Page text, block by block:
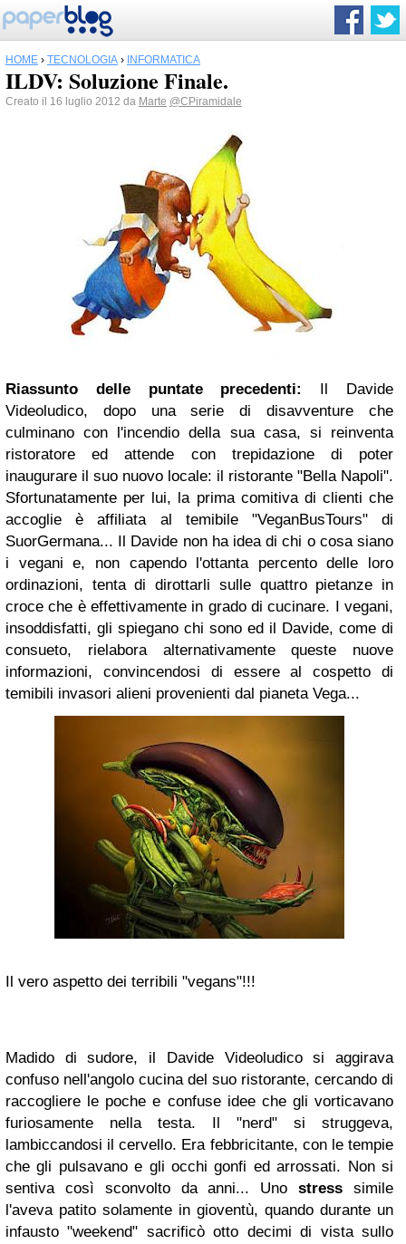
HOME › TECNOLOGIA › INFORMATICA
ILDV: Soluzione Finale.
Creato il 16 luglio 2012 da Marte @CPiramidale
Riassunto delle puntate precedenti:
Il Davide
Videoludico, dopo una serie di disavventure che
culminano con l'incendio della sua casa, si reinventa
ristoratore ed attende con trepidazione di poter
inaugurare il suo nuovo locale: il ristorante "Bella Napoli".
Sfortunatamente per lui, la prima comitiva di clienti che
accoglie è affiliata al temibile "VeganBusTours" di
SuorGermana... Il Davide non ha idea di chi o cosa siano
i vegani e, non capendo l'ottanta percento delle loro
ordinazioni, tenta di dirottarli sulle quattro pietanze in
croce che è effettivamente in grado di cucinare. I vegani,
insoddisfatti, gli spiegano chi sono ed il Davide, come di
consueto, rielabora alternativamente queste nuove
informazioni, convincendosi di essere al cospetto di
temibili invasori alieni provenienti dal pianeta Vega...
Il vero aspetto dei terribili "vegans"!!!
Madido di sudore, il Davide Videoludico si aggirava
confuso nell'angolo cucina del suo ristorante, cercando di
raccogliere le poche e confuse idee che gli vorticavano
furiosamente nella testa. Il "nerd" si struggeva,
lambiccandosi il cervello. Era febbricitante, con le tempie
che gli pulsavano e gli occhi gonfi ed arrossati. Non si
sentiva così sconvolto da anni... Unostress simile
l'aveva patito solamente in gioventù, quando durante un
infausto "weekend" sacrificò otto decimi di vista sullo